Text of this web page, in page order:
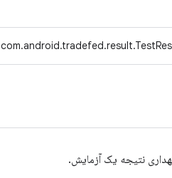
نتیجه یک آزمایش.